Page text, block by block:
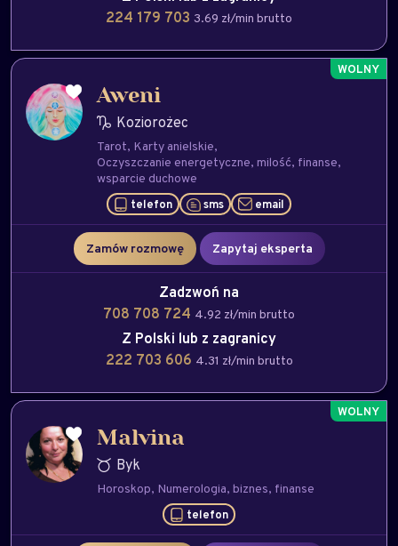
224 179 703 3.69 zł/min brutto
Aweni
Koziorożec
Tarot Karty anielskie
Oczyszczanie energetyczne milość finanse
wsparcie duchowe
telefon sms email
Zamów rozmowę Zapytaj eksperta
Zadzwoń na
708 708 724 4.92 zł/min brutto
Z Polski lub z zagranicy
222 703 606 4.31 zł/min brutto
Malvina
Byk
Horoskop Numerologia biznes finanse
telefon